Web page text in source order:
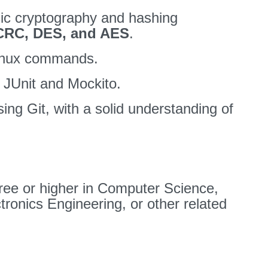
cryptography and hashing
DES, and AES.
commands.
and Mockito.
Git, with a solid understanding of
or higher in Computer Science,
Engineering, or other related